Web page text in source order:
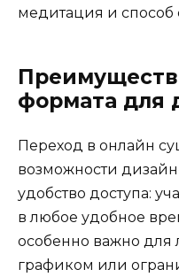
медитация и способ
формата для
Переход в онлайн
возможности
удобство доступа:
в любое удобное
особенно важно
графиком или